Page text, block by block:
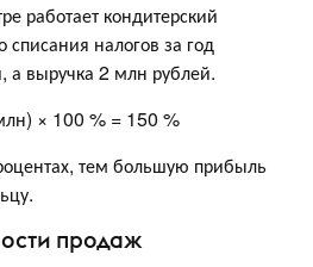
работает кондитерский
списания налогов за год
а выручка 2 млн рублей.
× 100 % = 150 %
тем большую прибыль
продаж